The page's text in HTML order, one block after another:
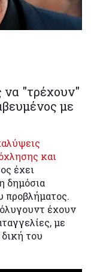
να "τρέχουν"
με
και
έχει
δημόσια
προβλήματος.
έχουν
με
του